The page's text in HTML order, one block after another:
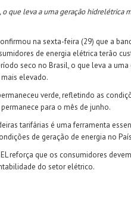
que leva a uma geração hidrelétrica
na sexta-feira (29) que a
de energia elétrica terão
seco no Brasil, o que leva a
elevado.
verde, refletindo as
para o mês de junho.
tarifárias é uma ferramenta
de geração de energia no
reforça que os consumidores
do setor elétrico.